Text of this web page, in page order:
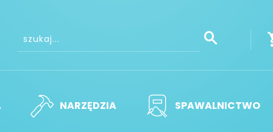
NARZĘDZIA SPAWALNICTWO